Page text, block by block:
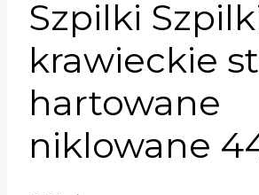
Szpilki
krawieckie
hartowane
niklowane